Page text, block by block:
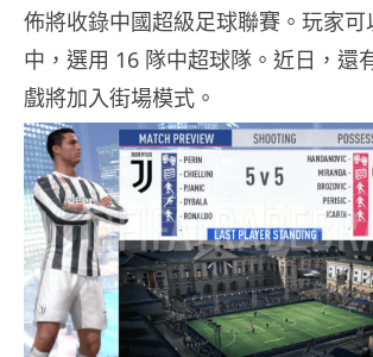
佈將收錄中國超級足球聯賽。玩家
中，選用 16 隊中超球隊。近日，還
戲將加入街場模式。